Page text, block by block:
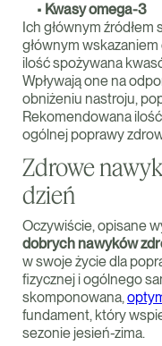
• Kwasy omega-3
Ich głównym
głównym
ilość spożywana
Wpływają one na
obniżeniu nastroju,
Rekomendowana
ogólnej poprawy
Zdrowe
dzień
Oczywiście, opisane
dobrych nawyków
w swoje życie dla
fizycznej i ogólnego
skomponowana,
fundament, który
sezonie jesień-zima.